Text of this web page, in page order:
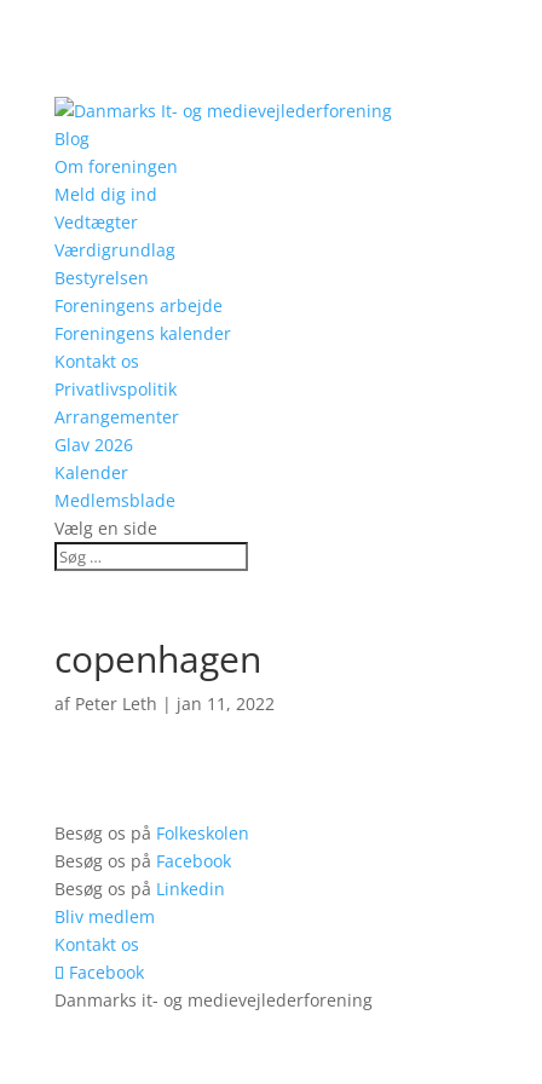
Blog
Om foreningen
Meld dig ind
Vedtægter
Værdigrundlag
Bestyrelsen
Foreningens arbejde
Foreningens kalender
Kontakt os
Privatlivspolitik
Arrangementer
Glav 2026
Kalender
Medlemsblade
Vælg en side
copenhagen
af Peter Leth | jan 11, 2022
Besøg os på Folkeskolen
Besøg os på Facebook
Besøg os på Linkedin
Bliv medlem
Kontakt os
Facebook
Danmarks it- og medievejlederforening